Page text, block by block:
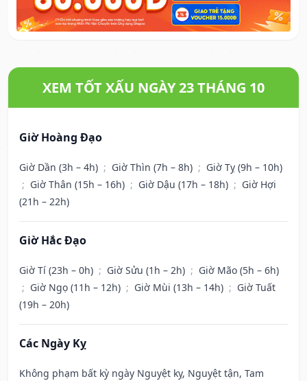
XEM TỐT XẤU NGÀY 23 THÁNG 10
Giờ Hoàng Đạo
Giờ Dần (3h – 4h) ; Giờ Thìn (7h – 8h) ; Giờ Tỵ (9h – 10h)
; Giờ Thân (15h – 16h) ; Giờ Dậu (17h – 18h) ; Giờ Hợi
(21h – 22h)
Giờ Hắc Đạo
Giờ Tí (23h – 0h) ; Giờ Sửu (1h – 2h) ; Giờ Mão (5h – 6h)
; Giờ Ngọ (11h – 12h) ; Giờ Mùi (13h – 14h) ; Giờ Tuất
(19h – 20h)
Các Ngày Kỵ
Không phạm bất kỳ ngày Nguyệt kỵ, Nguyệt tận, Tam